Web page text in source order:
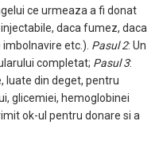
ce urmeaza a fi donat
daca fumez, daca
etc.). Pasul 2: Un
completat; Pasul 3:
luate din deget, pentru
glicemiei, hemoglobinei
ok-ul pentru donare si a